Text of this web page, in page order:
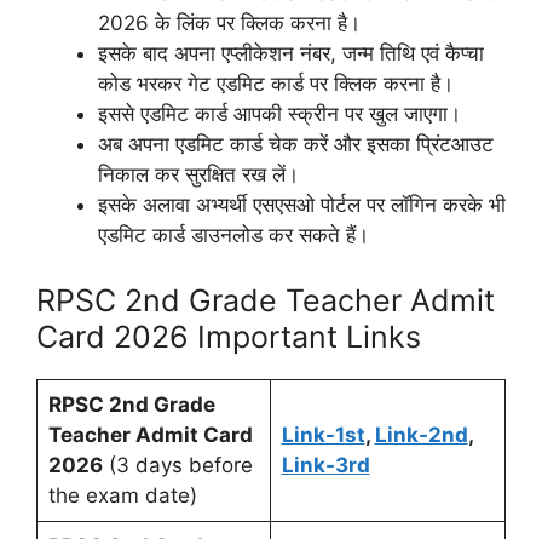
2026 के लिंक पर क्लिक करना है।
इसके बाद अपना एप्लीकेशन नंबर, जन्म तिथि एवं कैप्चा
कोड भरकर गेट एडमिट कार्ड पर क्लिक करना है।
इससे एडमिट कार्ड आपकी स्क्रीन पर खुल जाएगा।
अब अपना एडमिट कार्ड चेक करें और इसका प्रिंटआउट
निकाल कर सुरक्षित रख लें।
इसके अलावा अभ्यर्थी एसएसओ पोर्टल पर लॉगिन करके भी
एडमिट कार्ड डाउनलोड कर सकते हैं।
RPSC 2nd Grade Teacher Admit
Card 2026 Important Links
RPSC 2nd Grade
Teacher Admit Card
2026(3 days before
the exam date)
Link-1st, Link-2nd,
Link-3rd